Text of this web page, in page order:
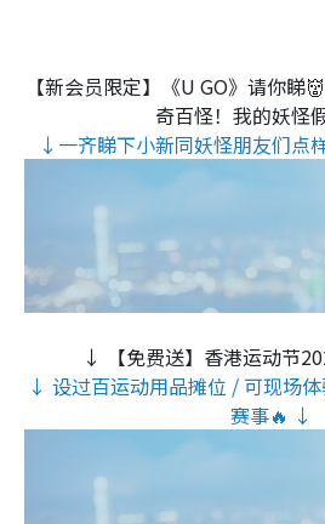
【新会员限定】《U GO》请你睇
奇百怪！我的妖怪
↓一齐睇下小新同妖怪朋友们点
↓ 【免费送】香港运动节
↓ 设过百运动用品摊位 / 可现场
赛事🔥 ↓